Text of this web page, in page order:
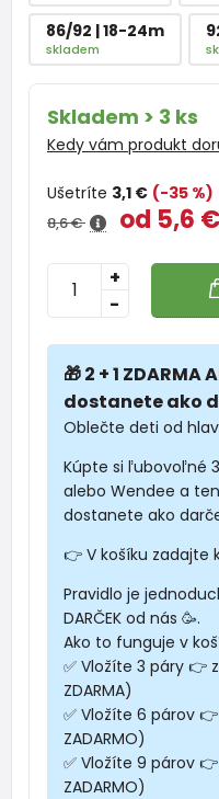
86/92 | 18-24m
skladem
Skladem > 3 ks
Kedy vám produkt
Ušetríte 3,1 € (-35 %)
8,6 € od 5,6 €
-
+
🎁 2 + 1
dostanete ako
Oblečte deti od
Kúpte si ľubovoľné
alebo Wendee a
dostanete ako
👉 V košíku zadajte
Pravidlo je
DARČEK od nás 🥳.
Ako to funguje v
✅ Vložíte 3 páry
ZDARMA)
✅ Vložíte 6 párov
ZADARMO)
✅ Vložíte 9 párov
ZADARMO)